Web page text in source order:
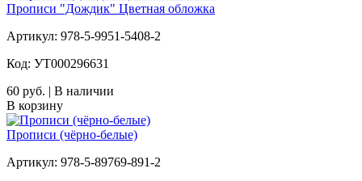
Прописи "Дождик" Цветная обложка
Артикул: 978-5-9951-5408-2
Код: УТ000296631
60 руб. | В наличии
В корзину
Прописи (чёрно-белые)
Артикул: 978-5-89769-891-2